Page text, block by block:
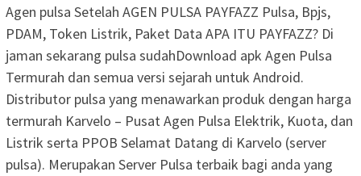
Agen pulsa Setelah AGEN PULSA PAYFAZZ Pulsa, Bpjs,
PDAM, Token Listrik, Paket Data APA ITU PAYFAZZ? Di
jaman sekarang pulsa sudahDownload apk Agen Pulsa
Termurah dan semua versi sejarah untuk Android.
Distributor pulsa yang menawarkan produk dengan harga
termurah Karvelo – Pusat Agen Pulsa Elektrik, Kuota, dan
Listrik serta PPOB Selamat Datang di Karvelo (server
pulsa). Merupakan Server Pulsa terbaik bagi anda yang